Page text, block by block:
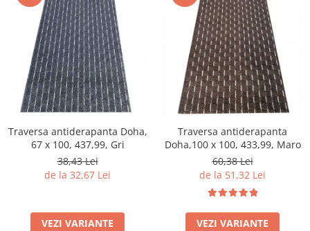
Traversa antiderapanta Doha,
67 x 100, 437,99, Gri
38,43 Lei
de la 32,67 Lei
VEZI VARIANTE
Traversa antiderapanta
Doha,100 x 100, 433,99, Maro
60,38 Lei
de la 51,32 Lei
VEZI VARIANTE